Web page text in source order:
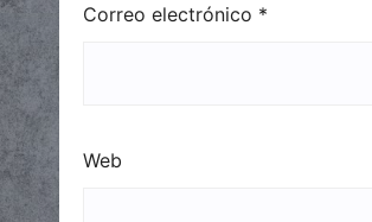
Correo electrónico *
Web